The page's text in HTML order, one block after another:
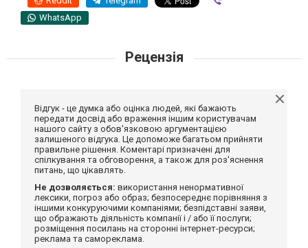
WhatsApp
Рецензія
Відгук - це думка або оцінка людей, які бажають
передати досвід або враження іншим користувачам
нашого сайту з обов'язковою аргументацією
залишеного відгука. Це допоможе багатьом прийняти
правильне рішення. Коментарі призначені для
спілкування та обговорення, а також для роз'яснення
питань, що цікавлять.
Не дозволяється: використання ненормативної
лексики, погроз або образ; безпосереднє порівняння з
іншими конкуруючими компаніями; безпідставні заяви,
що ображають діяльність компанії і / або її послуги;
розміщення посилань на сторонні інтернет-ресурси;
реклама та самореклама.